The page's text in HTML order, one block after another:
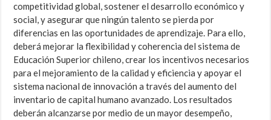
competitividad global, sostener el desarrollo económico y
social, y asegurar que ningún talento se pierda por
diferencias en las oportunidades de aprendizaje. Para ello,
deberá mejorar la flexibilidad y coherencia del sistema de
Educación Superior chileno, crear los incentivos necesarios
para el mejoramiento de la calidad y eficiencia y apoyar el
sistema nacional de innovación a través del aumento del
inventario de capital humano avanzado. Los resultados
deberán alcanzarse por medio de un mayor desempeño,